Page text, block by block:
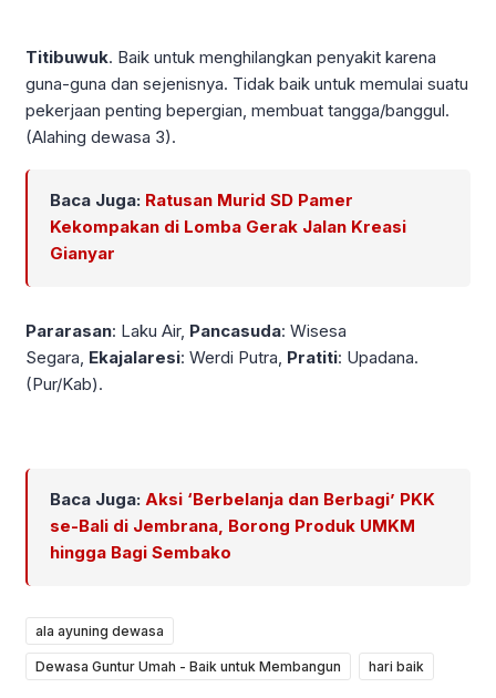
Titibuwuk. Baik untuk menghilangkan penyakit karena
guna-guna dan sejenisnya. Tidak baik untuk memulai suatu
pekerjaan penting bepergian, membuat tangga/banggul.
(Alahing dewasa 3).
Baca Juga: Ratusan Murid SD Pamer
Kekompakan di Lomba Gerak Jalan Kreasi
Gianyar
Pararasan: Laku Air, Pancasuda: Wisesa
Segara, Ekajalaresi: Werdi Putra, Pratiti: Upadana.
(Pur/Kab).
Baca Juga: Aksi ‘Berbelanja dan Berbagi’ PKK
se-Bali di Jembrana, Borong Produk UMKM
hingga Bagi Sembako
ala ayuning dewasa
Dewasa Guntur Umah - Baik untuk Membangun hari baik